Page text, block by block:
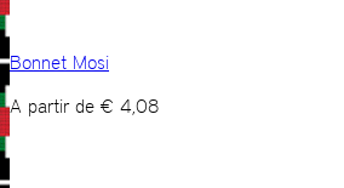
Bonnet Mosi
A partir de € 4,08